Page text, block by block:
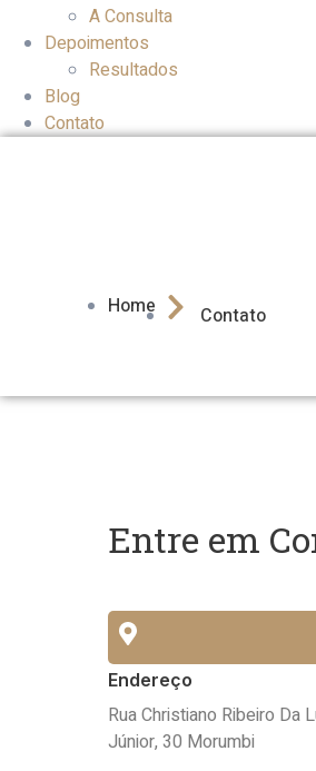
A Consulta
Depoimentos
Resultados
Blog
Contato
Home Contato
Entre em
Endereço
Rua Christiano Ribeiro Da
Júnior, 30 Morumbi